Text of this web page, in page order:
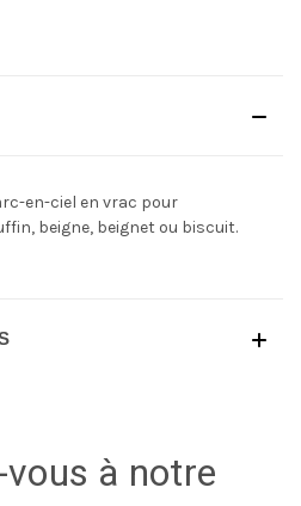
en-ciel en vrac pour
beigne, beignet ou biscuit.
à notre